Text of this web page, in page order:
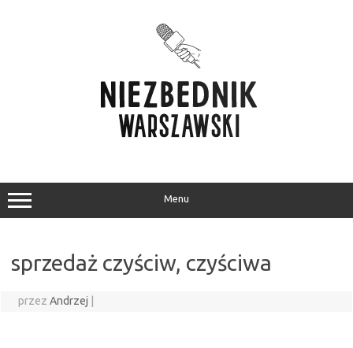
Menu
sprzedaż czyściw, czyściwa
przez Andrzej